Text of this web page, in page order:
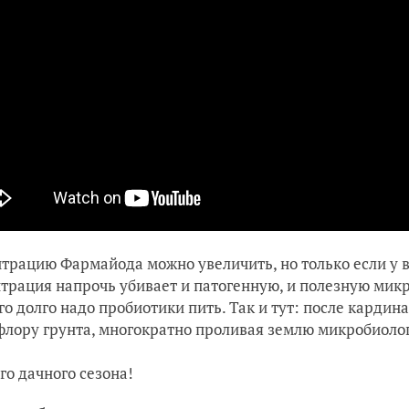
Фармайода можно увеличить, но только если у
напрочь убивает и патогенную, и полезную
долго надо пробиотики пить. Так и тут: после
грунта, многократно проливая землю
дачного сезона!